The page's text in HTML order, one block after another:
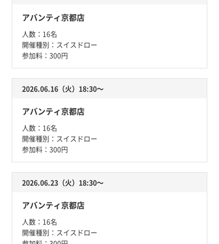
アバンティ京都店
人数： 16名
開催種別： スイスドロー
参加料： 300円
2026.06.16（火）18:30〜
アバンティ京都店
人数： 16名
開催種別： スイスドロー
参加料： 300円
2026.06.23（火）18:30〜
アバンティ京都店
人数： 16名
開催種別： スイスドロー